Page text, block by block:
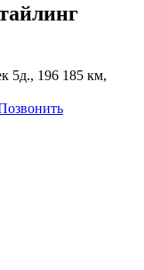
5д., 196 185 км,